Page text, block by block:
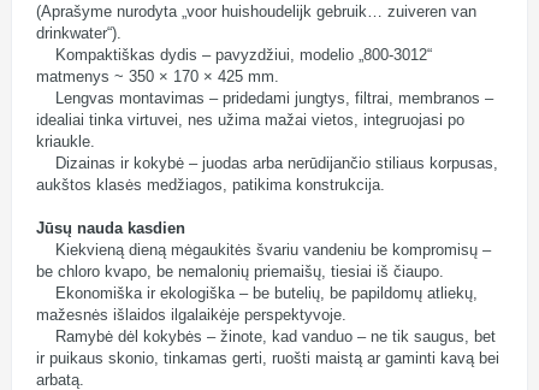
(Aprašyme nurodyta „voor huishoudelijk gebruik… zuiveren van
drinkwater“).
Kompaktiškas dydis – pavyzdžiui, modelio „800-3012“
matmenys ~ 350 × 170 × 425 mm.
Lengvas montavimas – pridedami jungtys, filtrai, membranos –
idealiai tinka virtuvei, nes užima mažai vietos, integruojasi po
kriaukle.
Dizainas ir kokybė – juodas arba nerūdijančio stiliaus korpusas,
aukštos klasės medžiagos, patikima konstrukcija.
Jūsų nauda kasdien
Kiekvieną dieną mėgaukitės švariu vandeniu be kompromisų –
be chloro kvapo, be nemalonių priemaišų, tiesiai iš čiaupo.
Ekonomiška ir ekologiška – be butelių, be papildomų atliekų,
mažesnės išlaidos ilgalaikėje perspektyvoje.
Ramybė dėl kokybės – žinote, kad vanduo – ne tik saugus, bet
ir puikaus skonio, tinkamas gerti, ruošti maistą ar gaminti kavą bei
arbatą.